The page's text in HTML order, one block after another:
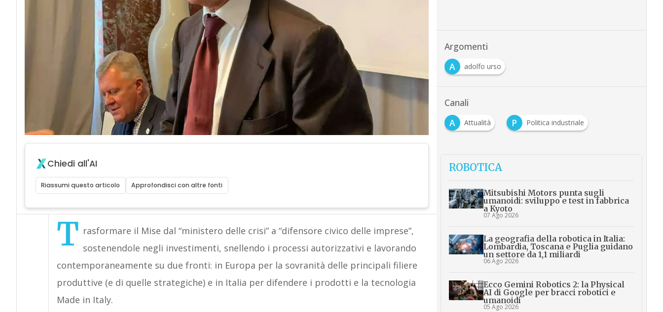
Chiedi all'AI
Riassumi questo articolo Approfondisci con altre fonti
T rasformare il Mise dal “ministero delle crisi” a “difensore civico delle imprese”,
sostenendole negli investimenti, snellendo i processi autorizzativi e lavorando
contemporaneamente su due fronti: in Europa per la sovranità delle principali filiere
produttive (e di quelle strategiche) e in Italia per difendere i prodotti e la tecnologia
Made in Italy.
Argomenti
A
adolfo urso
Canali
A
Attualità P Politica industriale
ROBOTICA
Mitsubishi Motors punta sugli
umanoidi: sviluppo e test in fabbrica
a Kyoto
07 Ago 2026
La geografia della robotica in Italia:
Lombardia, Toscana e Puglia guidano
un settore da 1,1 miliardi
06 Ago 2026
Ecco Gemini Robotics 2: la Physical
AI di Google per bracci robotici e
umanoidi
05 Ago 2026